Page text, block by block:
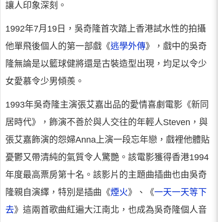
讓人印象深刻。
1992年7月19日，吳奇隆首次踏上香港試水性的拍攝
他單飛後個人的第一部戲《逃學外傳》，戲中的吳奇
隆無論是以籃球健將還是古裝造型出現，均足以令少
女愛慕令少男傾羨。
1993年吳奇隆主演張艾嘉出品的愛情喜劇電影《新同
居時代》，飾演不善於與人交往的年輕人Steven，與
張艾嘉飾演的怨婦Anna上演一段忘年戀，戲裡他體貼
憂鬱又帶清純的氣質令人驚艷。該電影獲得香港1994
年度最高票房第十名。該影片的主題曲插曲也由吳奇
隆親自演繹，特別是插曲《煙火》、《一天一天等下
去》這兩首歌曲紅遍大江南北，也成為吳奇隆個人音